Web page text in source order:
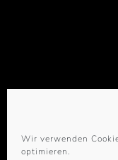
Wir verwenden
optimieren.